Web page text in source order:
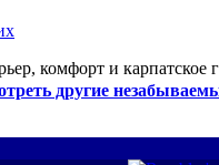
комфорт и карпатское
другие